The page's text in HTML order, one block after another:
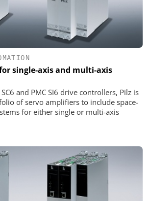
single-axis and multi-axis
and PMC SI6 drive controllers, Pilz is
of servo amplifiers to include space-
for either single or multi-axis